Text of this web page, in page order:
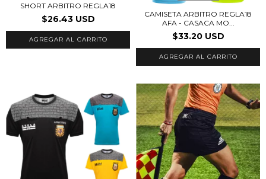
SHORT ARBITRO REGLA18
$26.43 USD
AGREGAR AL CARRITO
CAMISETA ARBITRO REGLA18
AFA - CASACA MO...
$33.20 USD
AGREGAR AL CARRITO